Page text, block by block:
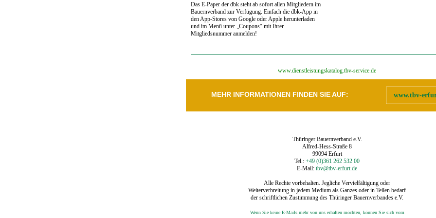
Das E-Paper der dbk steht ab sofort allen Mitgliedern im
Bauernverband zur Verfügung. Einfach die dbk-App in
den App-Stores von Google oder Apple herunterladen
und im Menü unter „Coupons“ mit Ihrer
Mitgliedsnummer anmelden!
‍www.dienstleistungskatalog.tbv-service.de
MEHR INFORMATIONEN FINDEN SIE AUF: www.tbv-
Thüringer Bauernverband e.V.
Alfred-Hess-Straße 8
99094 Erfurt
Tel.: +49 (0)361 262 532 00
E-Mail: tbv@tbv-erfurt.de
Alle Rechte vorbehalten. Jegliche Vervielfältigung oder
Weiterverbreitung in jedem Medium als Ganzes oder in Teilen bedarf
der schriftlichen Zustimmung des Thüringer Bauernverbandes e.V.
Wenn Sie keine E-Mails mehr von uns erhalten möchten, können Sie sich vom